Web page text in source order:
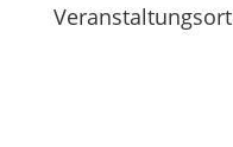
Veranstaltungsort